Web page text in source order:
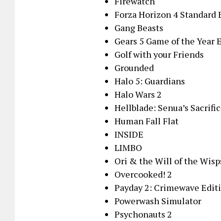
Forza Horizon 4 Standard
Gang Beasts
Gears 5 Game of the Year
Golf with your Friends
Grounded
Halo 5: Guardians
Halo Wars 2
Hellblade: Senua’s
Human Fall Flat
INSIDE
LIMBO
Ori & the Will of the
Overcooked! 2
Payday 2: Crimewave
Powerwash Simulator
Psychonauts 2